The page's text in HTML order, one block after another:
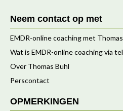
Neem contact op met
EMDR-online coaching met
Wat is EMDR-online coaching via
Over Thomas Buhl
Perscontact
OPMERKINGEN